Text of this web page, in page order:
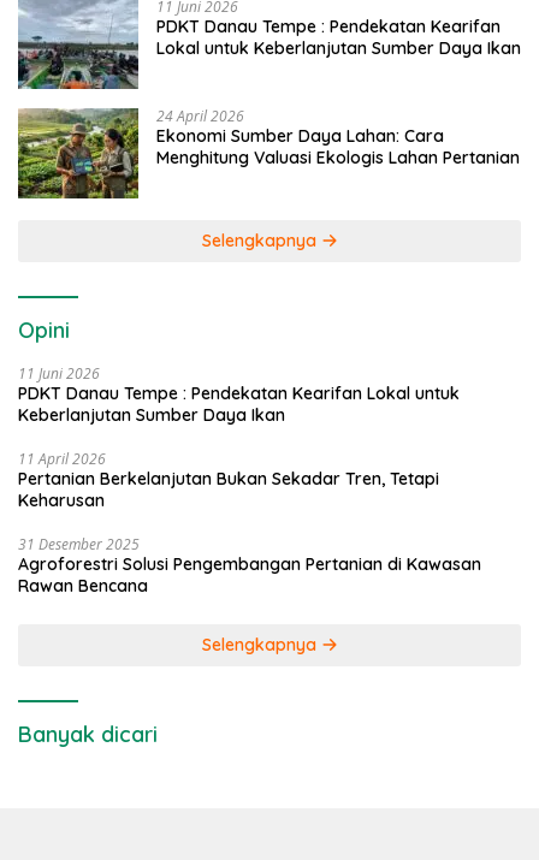
11 Juni 2026
PDKT Danau Tempe : Pendekatan Kearifan
Lokal untuk Keberlanjutan Sumber Daya Ikan
24 April 2026
Ekonomi Sumber Daya Lahan: Cara
Menghitung Valuasi Ekologis Lahan Pertanian
Selengkapnya
Opini
11 Juni 2026
PDKT Danau Tempe : Pendekatan Kearifan Lokal untuk
Keberlanjutan Sumber Daya Ikan
11 April 2026
Pertanian Berkelanjutan Bukan Sekadar Tren, Tetapi
Keharusan
31 Desember 2025
Agroforestri Solusi Pengembangan Pertanian di Kawasan
Rawan Bencana
Selengkapnya
Banyak dicari